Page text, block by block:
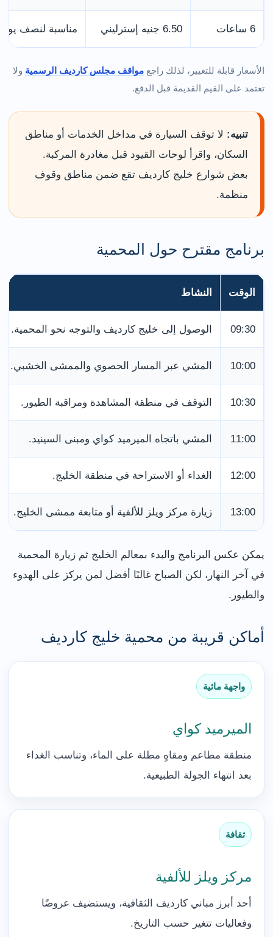
6 ساعات 6.50 جنيه إسترليني مناسبة لنصف
الأسعار قابلة للتغيير، لذلك راجع مواقف مجلس كارديف الرسمية ولا
تعتمد على القيم القديمة قبل الدفع.
تنبيه: لا توقف السيارة في مداخل الخدمات أو مناطق
السكان، واقرأ لوحات القيود قبل مغادرة المركبة.
بعض شوارع خليج كارديف تقع ضمن مناطق وقوف
منظمة.
برنامج مقترح حول المحمية
الوقت النشاط
09:30 الوصول إلى خليج كارديف والتوجه نحو المحمية.
10:00 المشي عبر المسار الحصوي والممشى الخشبي.
10:30 التوقف في منطقة المشاهدة ومراقبة الطيور.
11:00 المشي باتجاه الميرميد كواي ومبنى السينيد.
12:00 الغداء أو الاستراحة في منطقة الخليج.
13:00 زيارة مركز ويلز للألفية أو متابعة ممشى الخليج.
يمكن عكس البرنامج والبدء بمعالم الخليج ثم زيارة المحمية
في آخر النهار، لكن الصباح غالبًا أفضل لمن يركز على الهدوء
والطيور.
أماكن قريبة من محمية خليج كارديف
واجهة مائية
الميرميد كواي
منطقة مطاعم ومقاهٍ مطلة على الماء، وتناسب الغداء
بعد انتهاء الجولة الطبيعية.
ثقافة
مركز ويلز للألفية
أحد أبرز مباني كارديف الثقافية، ويستضيف عروضًا
وفعاليات تتغير حسب التاريخ.